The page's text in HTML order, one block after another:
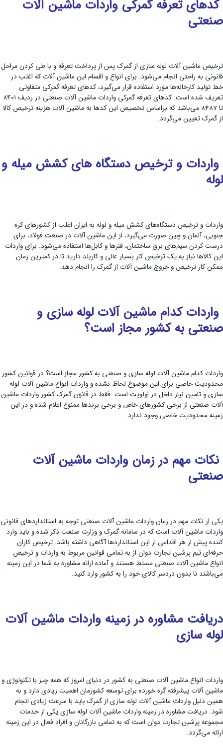
کدهای تعرفه گمرکی واردات ماشین آلات
صنعتی
ترخیص ماشین آلات لوله سازی از گمرک پس از پرداخت تعرفه و با طی کردن مراحل
قانونی به راحتی انجام می‌شود. برای انواع و اقسام این ماشین آلات که اغلب در
خط تولید کارخانه‌ها مورد استفاده قرار می‌گیرد، کدهای تعرفه گمرکی متفاوتی
تعریف شده است. کدهای تعرفه گمرکی واردات ماشین آلات صنعتی در ردیف 8401
تا 8487 می‌باشد که براساس تخصیص این کدها به ماشین آلات هزینه ترخیص کالا
از گمرک تعیین می‌گردد.
واردات و ترخیص دستگاه های کشش میله و
لوله
واردات و ترخیص دستگاه‌های کشش میله و لوله به ایران اغلب از کشورهای کره
جنوبی، آلمان و چین صورت می‌گیرد، از این ماشین آلات در صنعت فولاد، برای
درست کردن سیم‌های برق ساختمان‌، فنرها و کابل‌ها استفاده می‌شود. برای واردات
این کالاها نیاز به یک ترخیص کار بسیار عالی و کاربلد دارید تا در کمترین زمان
ممکن کار ترخیص و خروج ماشین آلات از گمرک را انجام دهد.
واردات کدام ماشین آلات لوله سازی و
صنعتی به کشور مجاز است؟
واردات کدام ماشین آلات لوله سازی و صنعتی به کشور مجاز است؟ در قوانین کشور
محدودیت خاصی برای این موضوع لحاظ نشده و واردات انواع ماشین آلات لوله
سازی و تامین نیاز داخل در اولویت است. فقط در قانون گمرک کشور واردات ماشین
آلات صنعتی از برخی کشورهای خاص و برخی برندها ممنوع اعلام شده و در این
زمینه محدودیت خاصی وجود ندارد.
نکات مهم در زمان واردات ماشین آلات
صنعتی
یکی از نکات مهم در زمان واردات ماشین آلات صنعتی توجه به استانداردهای قانونی
واردات ماشین آلات است که در سامانه گمرک و وزارت صنعت ذکر شده و باید وارد
کننده پیش از هر اقدامی از این استانداردها آگاهی داشته باشد. ترخیص کاران
حرفه‌ای تیم پرشین تجارت دوان از به تمامی قوانین مربوط به واردات و ترخیص
انواع ماشین آلات صنعتی مسلط هستند و آماده ارائه مشاوره به شما در این زمینه
می‌باشند تا بدون دردسر کالای خود را به کشور وارد کنید.
دریافت مشاوره در زمینه واردات ماشین آلات
لوله سازی
واردات انواع ماشین آلات صنعتی به کشور در دنیای امروز که همه چیز با تکنولوژی و
ماشین آلات پیشرفته گره خورده برای توسعه کشورمان اهمیت زیادی دارد و به
همین دلیل واردات ماشین آلات لوله سازی از گمرک باید با سرعت زیادی انجام
شود. دریافت مشاوره در زمینه واردات ماشین آلات لوله سازی یکی از خدمات
مجموعه پرشین تجارت دوان است که به تمامی بازرگانان و افراد فعال در این زمینه
ارائه می‌گردد.